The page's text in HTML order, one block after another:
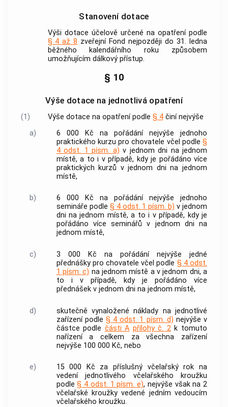
Stanovení dotace
Výši dotace účelově určené na opatření podle
§ 4 až 8 zveřejní Fond nejpozději do 31. ledna
běžného kalendářního roku způsobem
umožňujícím dálkový přístup.
§ 10
Výše dotace na jednotlivá opatření
(1) Výše dotace na opatření podle § 4činí nejvýše
a)
6 000 Kč na pořádání nejvýše jednoho
praktického kurzu pro chovatele včel podle §
4 odst. 1 písm. a) v jednom dni na jednom
místě, a to i v případě, kdy je pořádáno více
praktických kurzů v jednom dni na jednom
místě,
b)
6 000 Kč na pořádání nejvýše jednoho
semináře podle § 4 odst. 1 písm. b) v jednom
dni na jednom místě, a to i v případě, kdy je
pořádáno více seminářů v jednom dni na
jednom místě,
c)
3 000 Kč na pořádání nejvýše jedné
přednášky pro chovatele včel podle § 4 odst.
1 písm. c) na jednom místě a v jednom dni, a
to i v případě, kdy je pořádáno více
přednášek v jednom dni na jednom místě,
d)
skutečně vynaložené náklady na jednotlivé
zařízení podle § 4 odst. 1 písm. d) nejvýše v
částce podle části A přílohy č. 2k tomuto
nařízení a celkem za všechna zařízení
nejvýše 100 000 Kč, nebo
e)
15 000 Kč za příslušný včelařský rok na
vedení jednotlivého včelařského kroužku
podle§ 4 odst. 1 písm. e), nejvýše však na 2
včelařské kroužky vedené jedním vedoucím
včelařského kroužku.